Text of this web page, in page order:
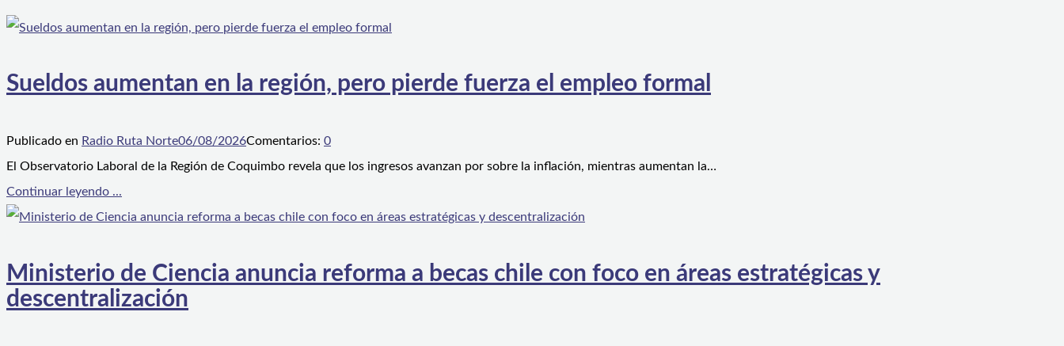
Sueldos aumentan en la región, pero pierde fuerza el empleo formal
Publicado en Radio Ruta Norte06/08/2026Comentarios: 0
El Observatorio Laboral de la Región de Coquimbo revela que los ingresos avanzan por sobre la inflación, mientras aumentan la…
Continuar leyendo ...
Ministerio de Ciencia anuncia reforma a becas chile con foco en áreas estratégicas y
descentralización